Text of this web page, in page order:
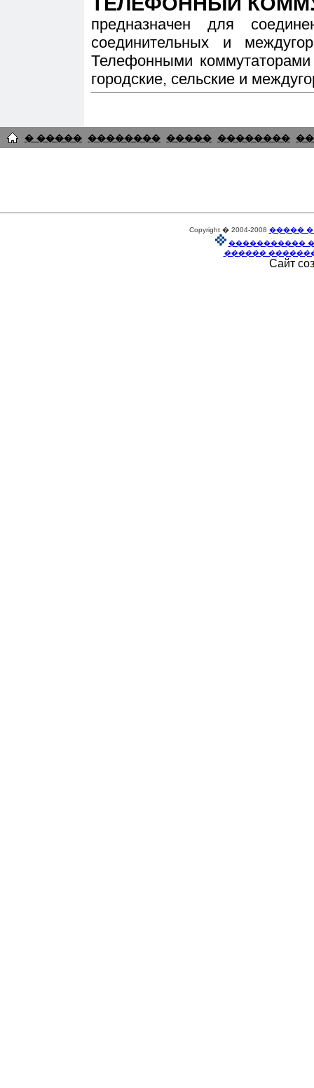
предназначен для
соединительных и
Телефонными
городские, сельские и
� ����� �������� ����� ��������
Copyright � 2004-2008 �����
�����������
������
Сайт